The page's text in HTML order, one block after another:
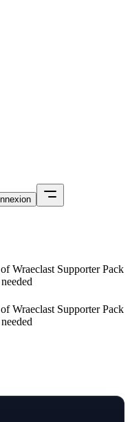
Wraeclast Supporter Pack
Wraeclast Supporter Pack